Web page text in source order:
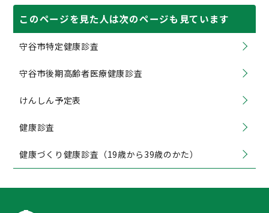
このページを見た人は次のページも見ています
守谷市特定健康診査
守谷市後期高齢者医療健康診査
けんしん予定表
健康診査
健康づくり健康診査（19歳から39歳のかた）